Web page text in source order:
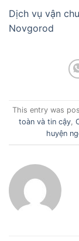
Dịch vụ vận
Novgorod
This entry was
toàn và tin cậy,
huyện